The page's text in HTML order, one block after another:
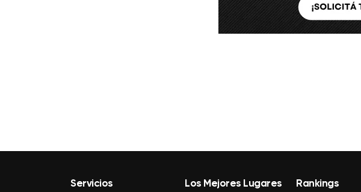
Servicios
Los Mejores Lugares
Rankings